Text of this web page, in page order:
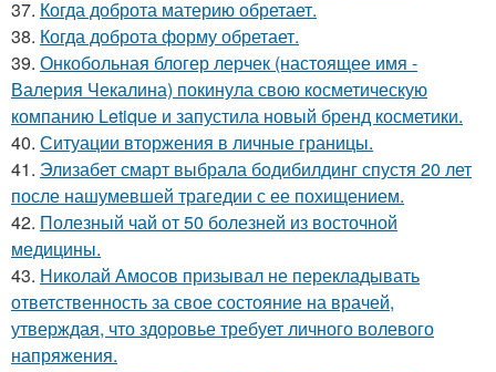
37. Когда доброта материю обретает.
38. Когда доброта форму обретает.
39. Онкобольная блогер лерчек (настоящее имя -
Валерия Чекалина) покинула свою косметическую
компанию Letique и запустила новый бренд косметики.
40. Ситуации вторжения в личные границы.
41. Элизабет смарт выбрала бодибилдинг спустя 20 лет
после нашумевшей трагедии с ее похищением.
42. Полезный чай от 50 болезней из восточной
медицины.
43. Николай Амосов призывал не перекладывать
ответственность за свое состояние на врачей,
утверждая, что здоровье требует личного волевого
напряжения.